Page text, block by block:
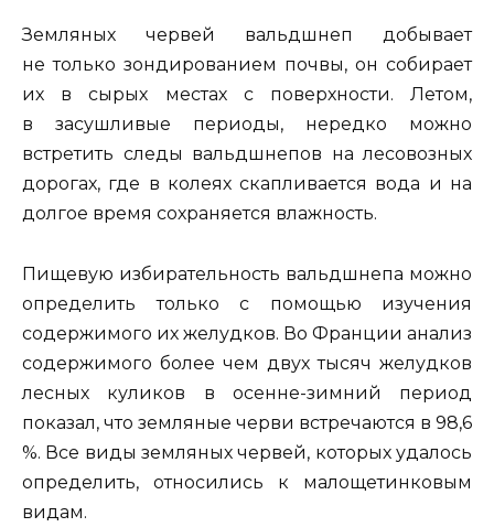
Земляных червей вальдшнеп добывает
не только зондированием почвы, он собирает
их в сырых местах с поверхности. Летом,
в засушливые периоды, нередко можно
встретить следы вальдшнепов на лесовозных
дорогах, где в колеях скапливается вода и на
долгое время сохраняется влажность.
Пищевую избирательность вальдшнепа можно
определить только с помощью изучения
содержимого их желудков. Во Франции анализ
содержимого более чем двух тысяч желудков
лесных куликов в осенне-зимний период
показал, что земляные черви встречаются в 98,6
%. Все виды земляных червей, которых удалось
определить, относились к малощетинковым
видам.